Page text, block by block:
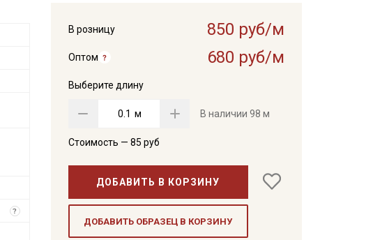
В розницу 850 руб/м
Оптом 680 руб/м
Выберите длину
м В наличии 98 м
Стоимость — 85 руб
ДОБАВИТЬ В КОРЗИНУ
ДОБАВИТЬ ОБРАЗЕЦ В КОРЗИНУ
?